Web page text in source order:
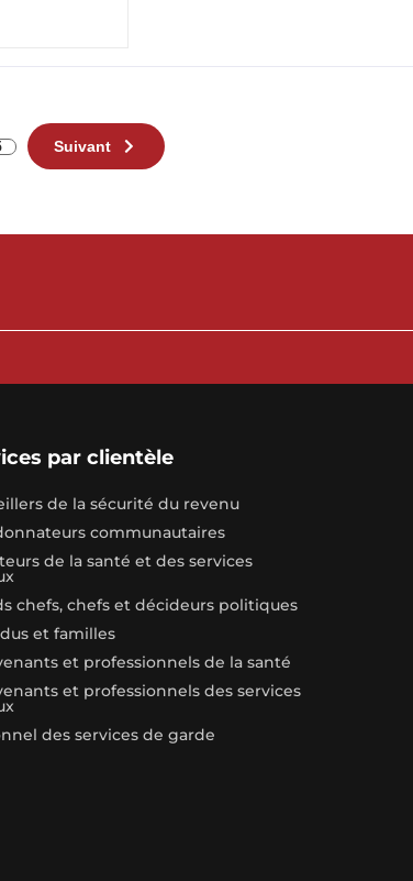
Suivant
par clientèle
de la sécurité du revenu
communautaires
de la santé et des services
chefs, chefs et décideurs politiques
et familles
et professionnels de la santé
et professionnels des services
des services de garde